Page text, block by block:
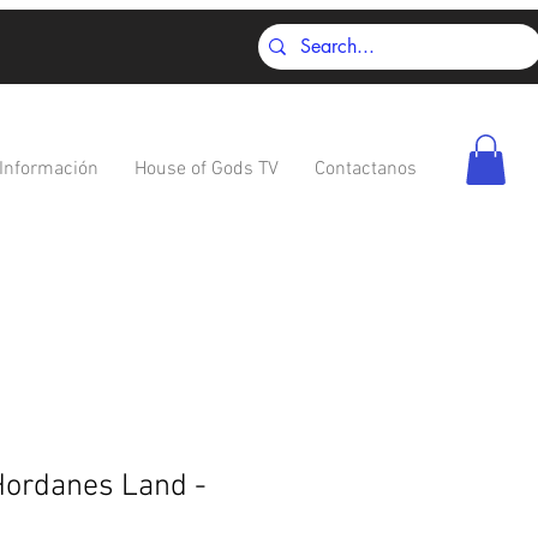
House of Gods TV Contactanos
Land -